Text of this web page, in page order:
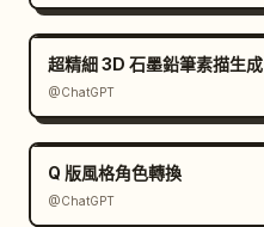
超精細 3D 石墨鉛筆素描生成
@ChatGPT
Q 版風格角色轉換
@ChatGPT